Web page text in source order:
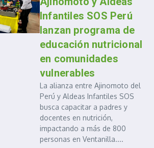
Infantiles SOS Perú
lanzan programa de
educación nutricional
en comunidades
vulnerables
La alianza entre Ajinomoto del
Perú y Aldeas Infantiles SOS
busca capacitar a padres y
docentes en nutrición,
impactando a más de 800
personas en Ventanilla....